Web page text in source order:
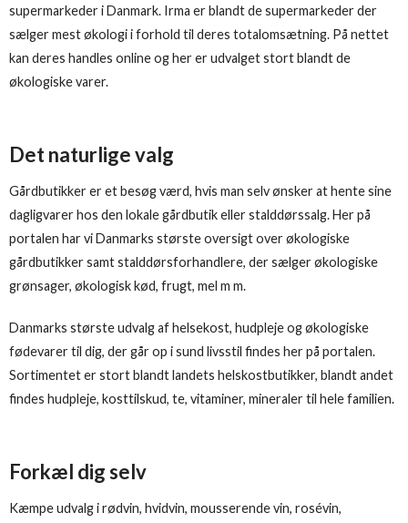
supermarkeder i Danmark. Irma er blandt de supermarkeder der
sælger mest økologi i forhold til deres totalomsætning. På nettet
kan deres handles online og her er udvalget stort blandt de
økologiske varer.
Det naturlige valg
Gårdbutikker er et besøg værd, hvis man selv ønsker at hente sine
dagligvarer hos den lokale gårdbutik eller stalddørssalg. Her på
portalen har vi Danmarks største oversigt over økologiske
gårdbutikker samt stalddørsforhandlere, der sælger økologiske
grønsager, økologisk kød, frugt, mel m m.
Danmarks største udvalg af helsekost, hudpleje og økologiske
fødevarer til dig, der går op i sund livsstil findes her på portalen.
Sortimentet er stort blandt landets helskostbutikker, blandt andet
findes hudpleje, kosttilskud, te, vitaminer, mineraler til hele familien.
Forkæl dig selv
Kæmpe udvalg i rødvin, hvidvin, mousserende vin, rosévin,